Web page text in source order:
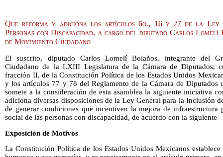
Que reforma y adiciona los artículos 6o., 16 y 27 de la
Personas con Discapacidad, a cargo del diputado Carlos
de Movimiento Ciudadano
El suscrito, diputado Carlos Lomelí Bolaños, integrante del
Ciudadano de la LXIII Legislatura de la Cámara de Diputados,
fracción II, de la Constitución Política de los Estados Unidos
y los artículos 77 y 78 del Reglamento de la Cámara de Diputados
somete a la consideración de esta asamblea la siguiente iniciativa
adiciona diversas disposiciones de la Ley General para la Inclusión
de generar condiciones que incentiven la mejora de
social de las personas con discapacidad, de acuerdo con la siguiente
Exposición de Motivos
La Constitución Política de los Estados Unidos Mexicanos